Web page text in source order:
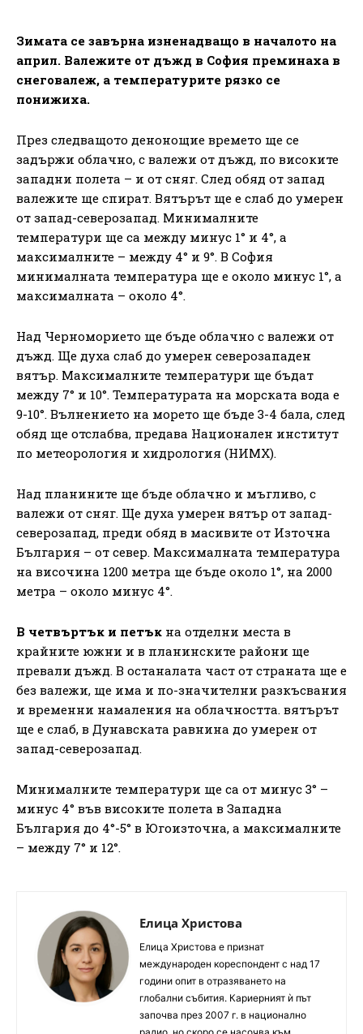
Зимата се завърна изненадващо в началото на
април. Валежите от дъжд в София преминаха в
снеговалеж, а температурите рязко се
понижиха.
През следващото денонощие времето ще се
задържи облачно, с валежи от дъжд, по високите
западни полета – и от сняг. След обяд от запад
валежите ще спират. Вятърът ще е слаб до умерен
от запад-северозапад. Минималните
температури ще са между минус 1° и 4°, а
максималните – между 4° и 9°. В София
минималната температура ще е около минус 1°, а
максималната – около 4°.
Над Черноморието ще бъде облачно с валежи от
дъжд. Ще духа слаб до умерен северозападен
вятър. Максималните температури ще бъдат
между 7° и 10°. Температурата на морската вода е
9-10°. Вълнението на морето ще бъде 3-4 бала, след
обяд ще отслабва, предава Национален институт
по метеорология и хидрология (НИМХ).
Над планините ще бъде облачно и мъгливо, с
валежи от сняг. Ще духа умерен вятър от запад-
северозапад, преди обяд в масивите от Източна
България – от север. Максималната температура
на височина 1200 метра ще бъде около 1°, на 2000
метра – около минус 4°.
В четвъртък и петък на отделни места в
крайните южни и в планинските райони ще
превали дъжд. В останалата част от страната ще е
без валежи, ще има и по-значителни разкъсвания
и временни намаления на облачността. вятърът
ще е слаб, в Дунавската равнина до умерен от
запад-северозапад.
Минималните температури ще са от минус 3° –
минус 4° във високите полета в Западна
България до 4°-5° в Югоизточна, а максималните
– между 7° и 12°.
Елица Христова
Елица Христова е признат
международен кореспондент с над 17
години опит в отразяването на
глобални събития. Кариерният ѝ път
започва през 2007 г. в национално